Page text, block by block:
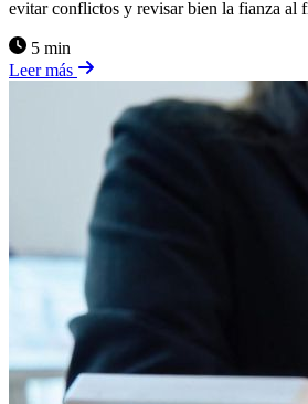
evitar conflictos y revisar bien la fianza al
5 min
Leer más